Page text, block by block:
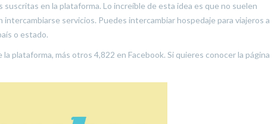
en la plataforma. Lo increíble de esta idea es que no suelen
servicios. Puedes intercambiar hospedaje para viajeros a
o estado.
plataforma, más otros 4,822 en Facebook. Si quieres conocer la página